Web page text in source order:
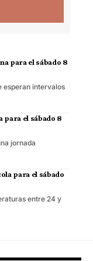
para el sábado 8
esperan intervalos
para el sábado 8
jornada
para el sábado
entre 24 y